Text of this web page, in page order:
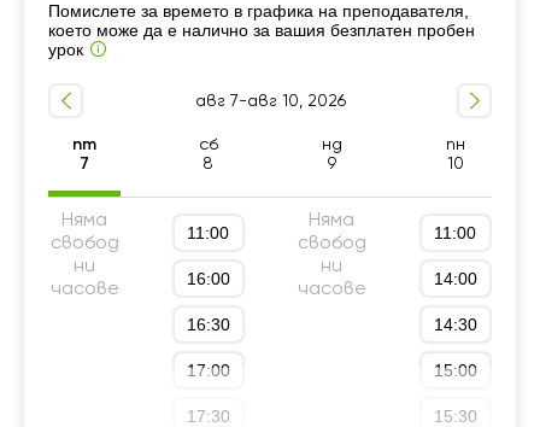
Помислете за времето в графика на преподавателя,
което може да е налично за вашия безплатен пробен
урок
авг 7-авг 10, 2026
пт
7
сб
8
нд
9
пн
10
Няма
свобод
ни
часове
11:00
16:00
16:30
17:00
17:30
Няма
свобод
ни
часове
11:00
14:00
14:30
15:00
15:30